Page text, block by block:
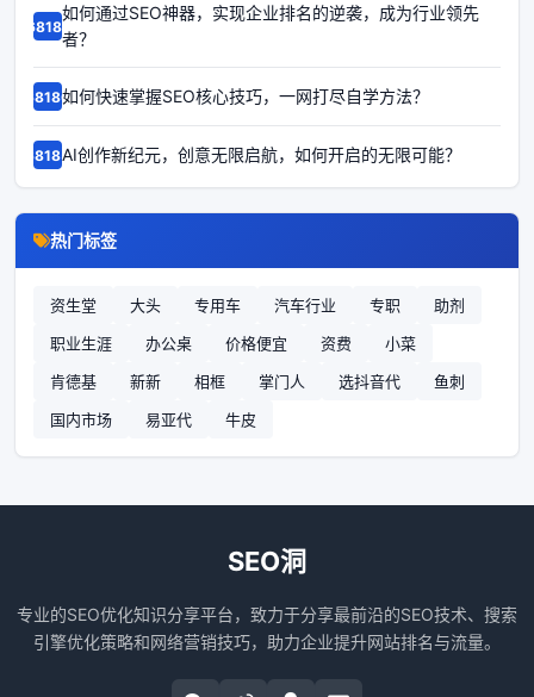
68187
如何通过SEO神器，实现企业排名的逆袭，成为行业领先
者？
68186如何快速掌握SEO核心技巧，一网打尽自学方法？
68185AI创作新纪元，创意无限启航，如何开启的无限可能？
热门标签
资生堂 大头 专用车 汽车行业 专职
助剂
职业生涯
办公桌 价格便宜 资费
小菜
肯德基
新新 相框 掌门人 选抖音代
鱼刺
国内市场
易亚代 牛皮
SEO洞
专业的SEO优化知识分享平台，致力于分享最前沿的SEO技术、搜索
引擎优化策略和网络营销技巧，助力企业提升网站排名与流量。